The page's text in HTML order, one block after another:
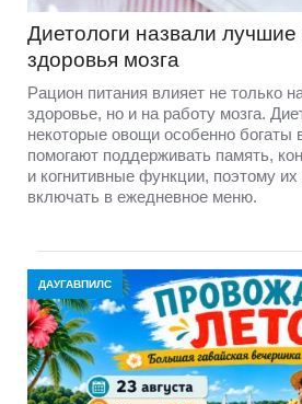
Диетологи назвали
здоровья мозга
Рацион питания влияет не только
здоровье, но и на работу мозга.
некоторые овощи особенно богаты
помогают поддерживать память,
и когнитивные функции, поэтому их
включать в ежедневное меню.
ДАУГАВПИЛС